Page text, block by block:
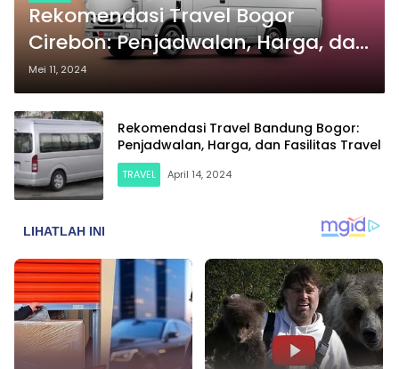
Rekomendasi Travel Bogor
Cirebon: Penjadwalan, Harga, dan
Fasilitas Travel
Mei 11, 2024
Rekomendasi Travel Bandung Bogor:
Penjadwalan, Harga, dan Fasilitas Travel
TRAVEL April 14, 2024